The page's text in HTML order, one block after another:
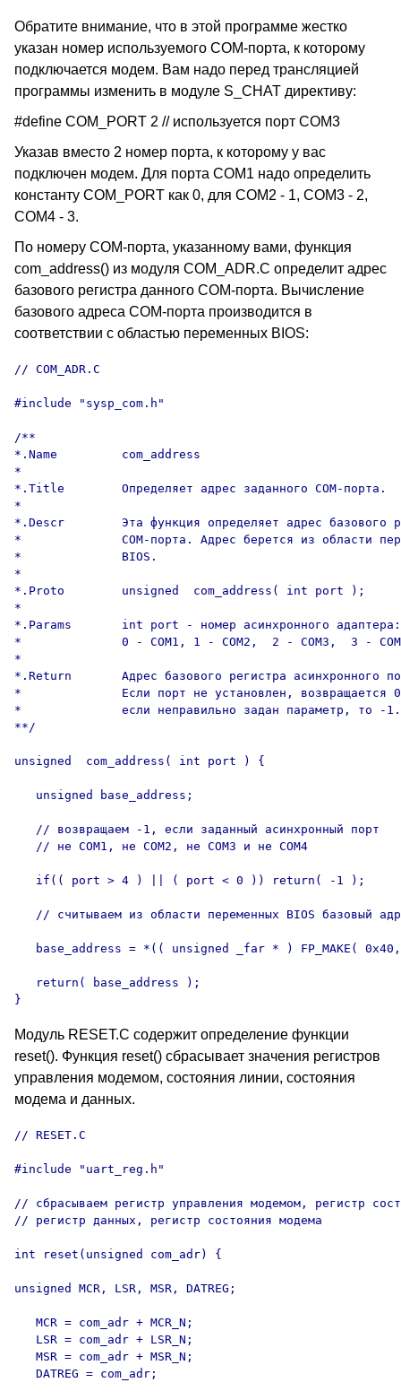
Обратите внимание, что в этой программе жестко
указан номер используемого COM-порта, к которому
подключается модем. Вам надо перед трансляцией
программы изменить в модуле S_CHAT директиву:
#define COM_PORT 2 // используется порт COM3
Указав вместо 2 номер порта, к которому у вас
подключен модем. Для порта COM1 надо определить
константу COM_PORT как 0, для COM2 - 1, COM3 - 2,
COM4 - 3.
По номеру COM-порта, указанному вами, функция
com_address() из модуля COM_ADR.C определит адрес
базового регистра данного COM-порта. Вычисление
базового адреса COM-порта производится в
соответствии с областью переменных BIOS:
// COM_ADR.C
#include "sysp_com.h"
/**
*.Name         com_address
*
*.Title        Определяет адрес заданного COM-порта.
*
*.Descr        Эта функция определяет адрес базового
*              COM-порта. Адрес берется из области
*              BIOS.
*
*.Proto        unsigned  com_address( int port );
*
*.Params       int port - номер асинхронного адаптера:
*              0 - COM1, 1 - COM2,  2 - COM3,  3 -
*
*.Return       Адрес базового регистра асинхронного
*              Если порт не установлен, возвращается
*              если неправильно задан параметр, то -1.
**/
unsigned  com_address( int port ) {
   unsigned base_address;
   // возвращаем -1, если заданный асинхронный порт
   // не COM1, не COM2, не COM3 и не COM4
   if(( port > 4 ) || ( port < 0 )) return( -1 );
// считываем из области переменных BIOS базовый
base_address = *(( unsigned _far * ) FP_MAKE(
   return( base_address );
}
Модуль RESET.C содержит определение функции
reset(). Функция reset() сбрасывает значения регистров
управления модемом, состояния линии, состояния
модема и данных.
// RESET.C
#include "uart_reg.h"
// сбрасываем регистр управления модемом, регистр
// регистр данных, регистр состояния модема
int reset(unsigned com_adr) {
unsigned MCR, LSR, MSR, DATREG;
   MCR = com_adr + MCR_N;
   LSR = com_adr + LSR_N;
   MSR = com_adr + MSR_N;
   DATREG = com_adr;